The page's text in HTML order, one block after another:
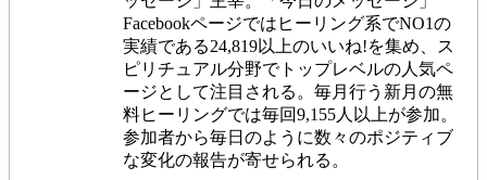
Facebookページではヒーリング系でNO1の
実績である24,819以上のいいね!を集め、ス
ピリチュアル分野でトップレベルの人気ペ
ージとして注目される。毎月行う新月の無
料ヒーリングでは毎回9,155人以上が参加。
参加者から毎日のように数々のポジティブ
な変化の報告が寄せられる。